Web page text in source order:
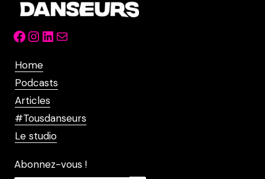
Facebook
Instagram
LinkedIn
Mail
Home
Podcasts
Articles
#Tousdanseurs
Le studio
Abonnez-vous !